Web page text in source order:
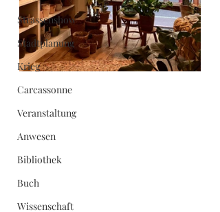
Strassenshow
Stadtplanung
Krieg
Carcassonne
Veranstaltung
Anwesen
Bibliothek
Buch
Wissenschaft